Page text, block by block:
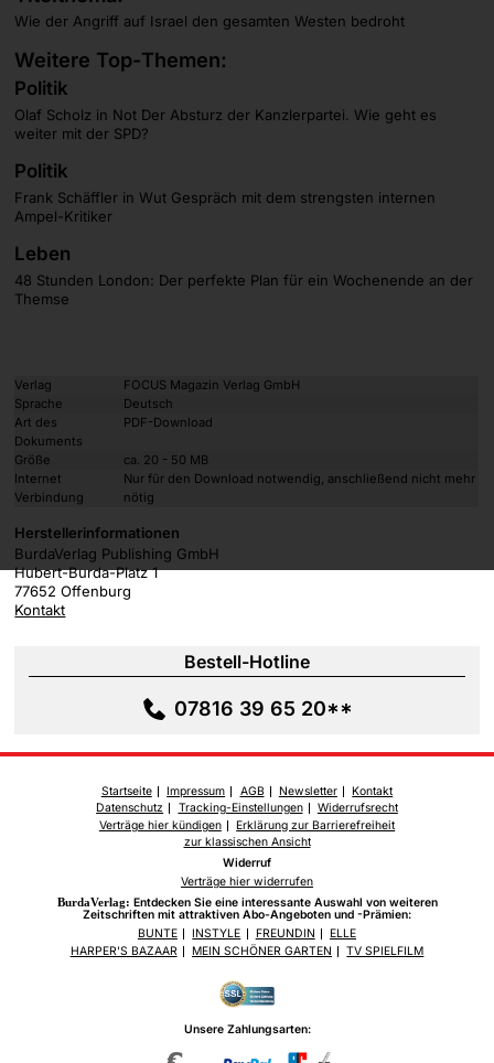
Wie der Angriff auf Israel den gesamten Westen bedroht
Weitere Top-Themen:
Politik
Olaf Scholz in Not Der Absturz der Kanzlerpartei. Wie geht es
weiter mit der SPD?
Politik
Frank Schäffler in Wut Gespräch mit dem strengsten internen
Ampel-Kritiker
Leben
48 Stunden London: Der perfekte Plan für ein Wochenende an der
Themse
Verlag
FOCUS Magazin Verlag GmbH
Sprache
Deutsch
Art des
Dokuments
PDF-Download
Größe
ca. 20 - 50 MB
Internet
Verbindung
Nur für den Download notwendig, anschließend nicht mehr
nötig
Herstellerinformationen
BurdaVerlag Publishing GmbH
Hubert-Burda-Platz 1
77652 Offenburg
Kontakt
Bestell-Hotline
07816 39 65 20**
Startseite Impressum AGB Newsletter
Kontakt
Datenschutz
Tracking-Einstellungen
Widerrufsrecht
Verträge hier kündigen
Erklärung zur Barrierefreiheit
zur klassischen Ansicht
Widerruf
Verträge hier widerrufen
BurdaVerlag: Entdecken Sie eine interessante Auswahl von weiteren
Zeitschriften mit attraktiven Abo-Angeboten und -Prämien:
BUNTE
INSTYLE FREUNDIN
ELLE
HARPER'S BAZAAR
MEIN SCHÖNER GARTEN TV SPIELFILM
Unsere Zahlungsarten: